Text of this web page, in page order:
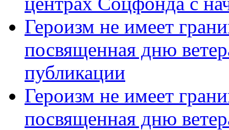
Героизм не имеет
посвященная дню
публикации
Героизм не имеет
посвященная дню